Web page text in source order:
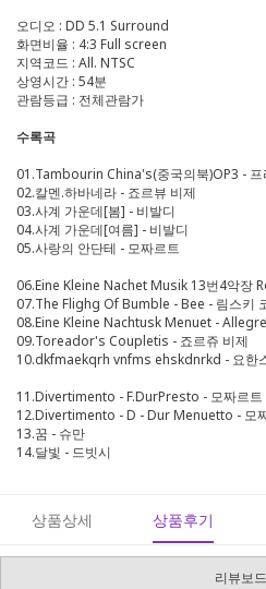
오디오 : DD 5.1 Surround
화면비율 : 4:3 Full screen
지역코드 : All. NTSC
상영시간 : 54분
관람등급 : 전체관람가
수록곡
01.Tambourin China's(중국의북)OP3 - 프
02.칼멘.하바네라 - 죠르뷰 비제
03.사계 가운데[봄] - 비발디
04.사계 가운데[여름] - 비발디
05.사랑의 안단테 - 모짜르트
06.Eine Kleine Nachet Musik 13번4악장
07.The Flighg Of Bumble - Bee - 림스키
08.Eine Kleine Nachtusk Menuet -
09.Toreador's Coupletis - 죠르쥬 비제
10.dkfmaekqrh vnfms ehskdnrkd - 요한
11.Divertimento - F.DurPresto - 모짜르트
12.Divertimento - D - Dur Menuetto - 모
13.꿈 - 슈만
14.달빛 - 드빗시
상품상세 상품후기
리뷰보